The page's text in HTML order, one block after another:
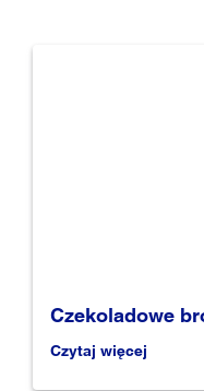
Czekoladowe
Czytaj więcej